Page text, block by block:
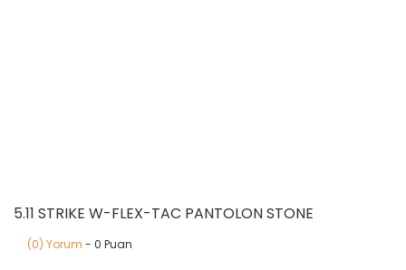
5.11 STRIKE W-FLEX-TAC PANTOLON STONE
(0) Yorum - 0 Puan